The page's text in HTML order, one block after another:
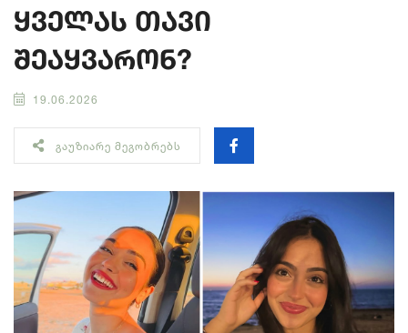
ყველას თავი
შეაყვარონ?
19.06.2026
ᲒᲐᲣᲖᲘᲐᲠᲔ ᲛᲔᲒᲝᲑᲠᲔᲑᲡ